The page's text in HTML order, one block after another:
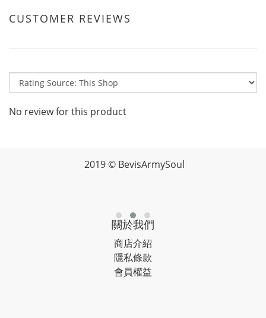
CUSTOMER REVIEWS
No review for this product
2019 © BevisArmySoul
關於我們
商店介紹
隱私條款
會員權益